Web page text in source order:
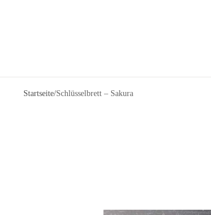
Startseite/Schlüsselbrett – Sakura